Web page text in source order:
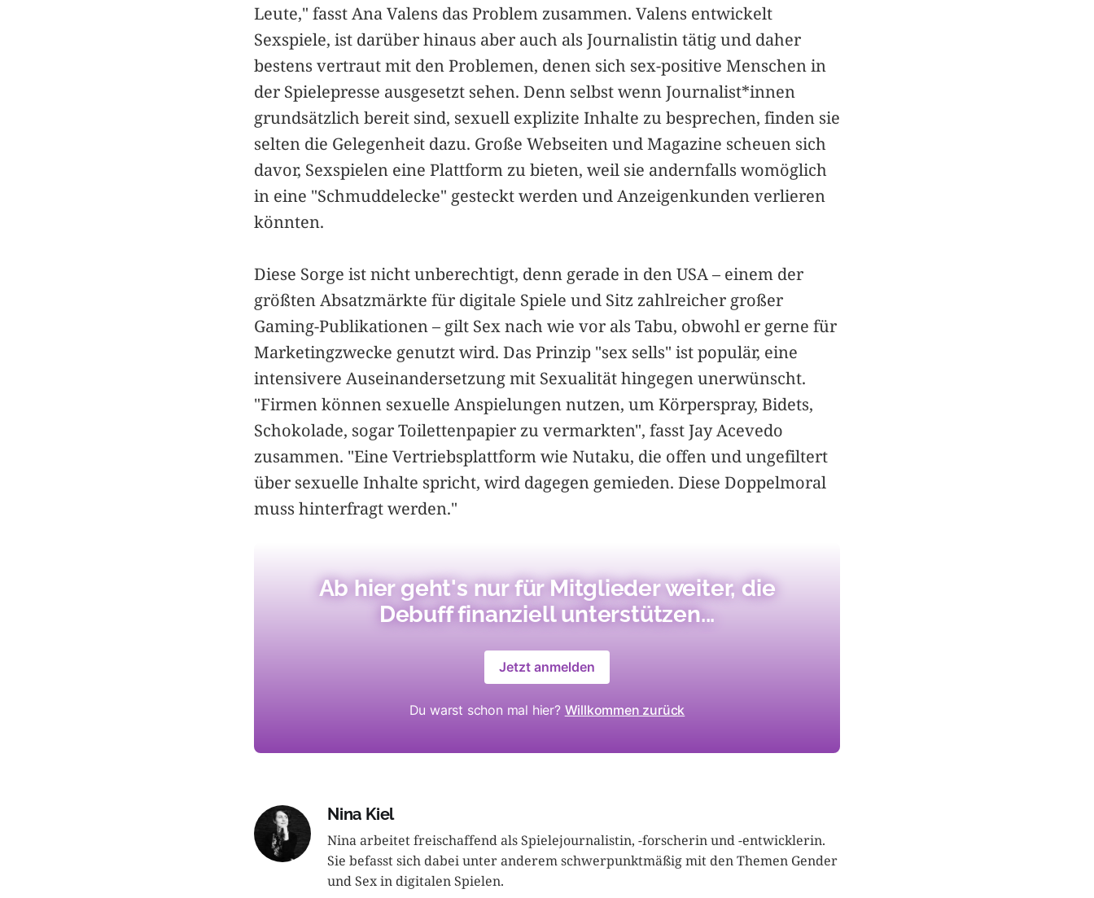
Leute," fasst Ana Valens das Problem zusammen. Valens entwickelt
Sexspiele, ist darüber hinaus aber auch als Journalistin tätig und daher
bestens vertraut mit den Problemen, denen sich sex-positive Menschen in
der Spielepresse ausgesetzt sehen. Denn selbst wenn Journalist*innen
grundsätzlich bereit sind, sexuell explizite Inhalte zu besprechen, finden sie
selten die Gelegenheit dazu. Große Webseiten und Magazine scheuen sich
davor, Sexspielen eine Plattform zu bieten, weil sie andernfalls womöglich
in eine "Schmuddelecke" gesteckt werden und Anzeigenkunden verlieren
könnten.
Diese Sorge ist nicht unberechtigt, denn gerade in den USA – einem der
größten Absatzmärkte für digitale Spiele und Sitz zahlreicher großer
Gaming-Publikationen – gilt Sex nach wie vor als Tabu, obwohl er gerne für
Marketingzwecke genutzt wird. Das Prinzip "sex sells" ist populär, eine
intensivere Auseinandersetzung mit Sexualität hingegen unerwünscht.
"Firmen können sexuelle Anspielungen nutzen, um Körperspray, Bidets,
Schokolade, sogar Toilettenpapier zu vermarkten", fasst Jay Acevedo
zusammen. "Eine Vertriebsplattform wie Nutaku, die offen und ungefiltert
über sexuelle Inhalte spricht, wird dagegen gemieden. Diese Doppelmoral
muss hinterfragt werden."
Ab hier geht's nur für Mitglieder weiter, die
Debuff finanziell unterstützen...
Jetzt anmelden
Du warst schon mal hier? Willkommen zurück
Nina Kiel
Nina arbeitet freischaffend als Spielejournalistin, -forscherin und -entwicklerin.
Sie befasst sich dabei unter anderem schwerpunktmäßig mit den Themen Gender
und Sex in digitalen Spielen.